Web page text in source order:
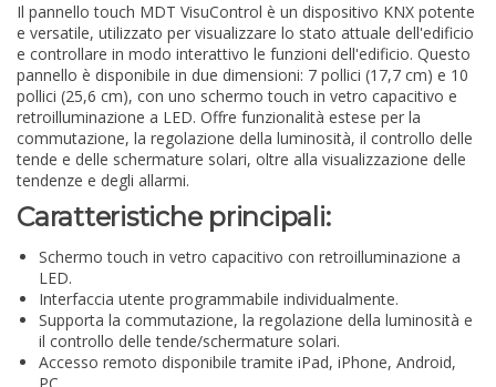
Il pannello touch MDT VisuControl è un dispositivo KNX potente
e versatile, utilizzato per visualizzare lo stato attuale dell'edificio
e controllare in modo interattivo le funzioni dell'edificio. Questo
pannello è disponibile in due dimensioni: 7 pollici (17,7 cm) e 10
pollici (25,6 cm), con uno schermo touch in vetro capacitivo e
retroilluminazione a LED. Offre funzionalità estese per la
commutazione, la regolazione della luminosità, il controllo delle
tende e delle schermature solari, oltre alla visualizzazione delle
tendenze e degli allarmi.
Caratteristiche principali:
Schermo touch in vetro capacitivo con retroilluminazione a
LED.
Interfaccia utente programmabile individualmente.
Supporta la commutazione, la regolazione della luminosità e
il controllo delle tende/schermature solari.
Accesso remoto disponibile tramite iPad, iPhone, Android,